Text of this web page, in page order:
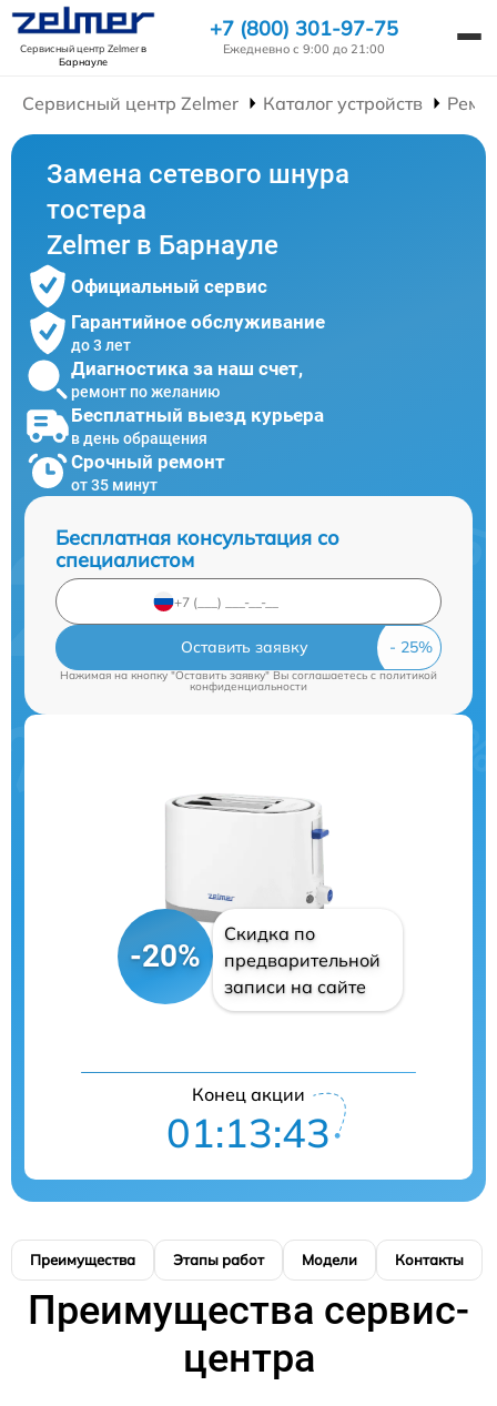
Сервисный центр Zelmerв
Барнауле
+7 (800) 301-97-75
Ежедневно с 9:00 до 21:00
Сервисный центр Zelmer Каталог устройств
Замена сетевого шнура
тостера
Zelmer в Барнауле
Официальный сервис
Гарантийное обслуживание
до 3 лет
Диагностика за наш счет,
ремонт по желанию
Бесплатный выезд курьера
в день обращения
Срочный ремонт
от 35 минут
Бесплатная консультация со
специалистом
Оставить заявку
Нажимая на кнопку "Оставить заявку" Вы соглашаетесь c политикой
конфиденциальности
-20%
Скидка по
предварительной
записи на сайте
Конец акции
01:13:43
Преимущества Этапы работ Модели Контакты
Преимущества сервис-
центра